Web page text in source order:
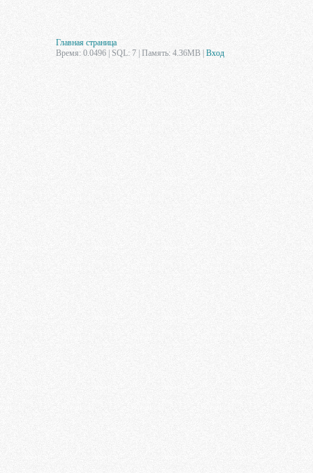
Главная страница
Время: 0.0496 | SQL: 7 | Память: 4.36MB Вход